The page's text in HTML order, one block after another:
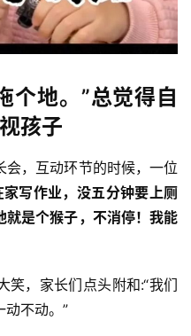
个地。”总觉得自
孩子
，互动环节的时候，一位
写作业，没五分钟要上厕
就是个猴子，不消停！我能
笑，家长们点头附和:“我们
动不动。”